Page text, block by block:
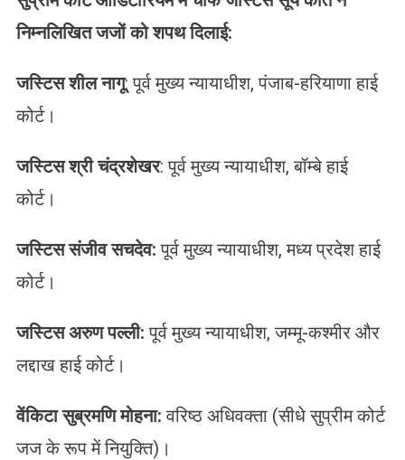
निम्नलिखित जजों को शपथ दिलाई:
जस्टिस शील नागू: पूर्व मुख्य न्यायाधीश, पंजाब-हरियाणा हाई
कोर्ट।
जस्टिस श्री चंद्रशेखर: पूर्व मुख्य न्यायाधीश, बॉम्बे हाई
कोर्ट।
​जस्टिस संजीव सचदेव: पूर्व मुख्य न्यायाधीश, मध्य प्रदेश हाई
कोर्ट।
​जस्टिस अरुण पल्ली: पूर्व मुख्य न्यायाधीश, जम्मू-कश्मीर और
लद्दाख हाई कोर्ट।
वेंकिटा सुब्रमणि मोहना: वरिष्ठ अधिवक्ता (सीधे सुप्रीम कोर्ट
जज के रूप में नियुक्ति)।